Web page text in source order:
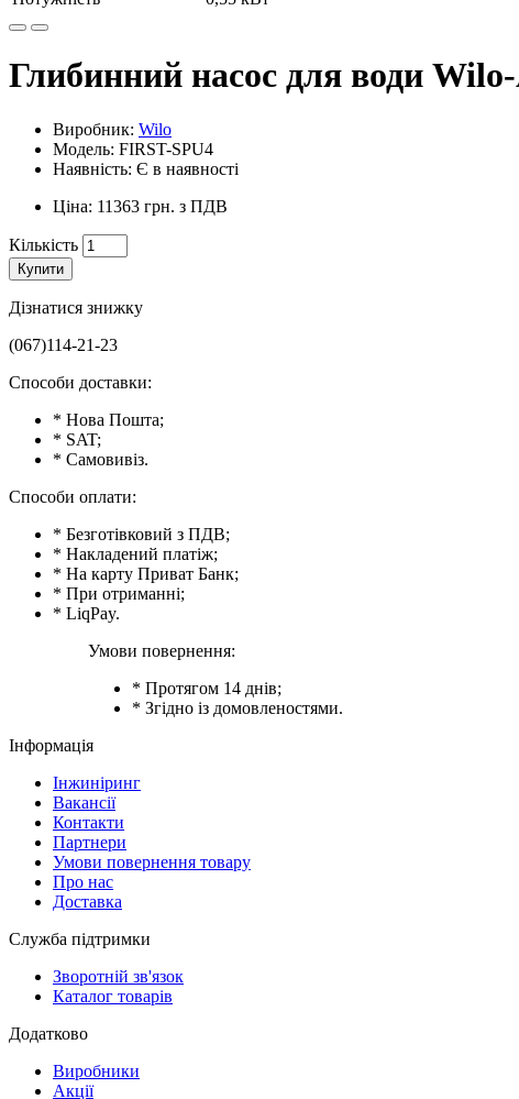
Глибинний насос для води
Виробник: Wilo
Модель: FIRST-SPU4
Наявність: Є в наявності
Ціна: 11363 грн. з ПДВ
Кількість
Купити
Дізнатися знижку
(067)114-21-23
Способи доставки:
* Нова Пошта;
* SAT;
* Самовивіз.
Способи оплати:
* Безготівковий з ПДВ;
* Накладений платіж;
* На карту Приват Банк;
* При отриманні;
* LiqPay.
Умови повернення:
* Протягом 14 днів;
* Згідно із домовленостями.
Інформація
Інжиніринг
Вакансії
Контакти
Партнери
Умови повернення товару
Про нас
Доставка
Служба підтримки
Зворотній зв'язок
Каталог товарів
Додатково
Виробники
Акції